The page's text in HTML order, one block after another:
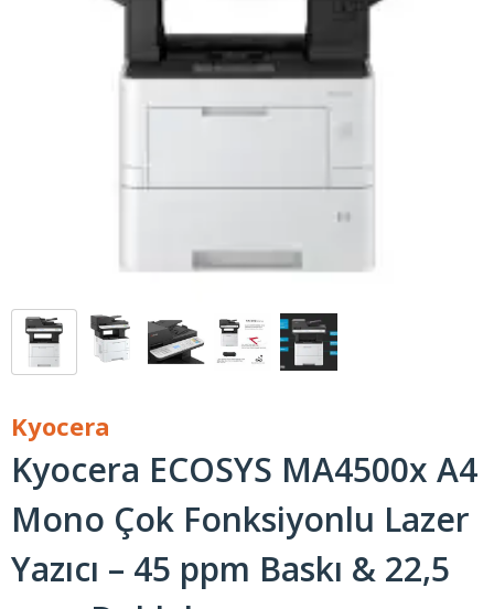
Kyocera
Kyocera ECOSYS MA4500x A4
Mono Çok Fonksiyonlu Lazer
Yazıcı – 45 ppm Baskı & 22,5